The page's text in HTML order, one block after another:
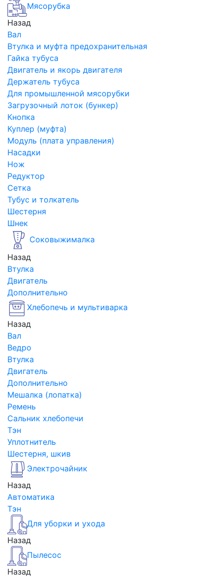
Мясорубка
Назад
Вал
Втулка и муфта предохранительная
Гайка тубуса
Двигатель и якорь двигателя
Держатель тубуса
Для промышленной мясорубки
Загрузочный лоток (бункер)
Кнопка
Куплер (муфта)
Модуль (плата управления)
Насадки
Нож
Редуктор
Сетка
Тубус и толкатель
Шестерня
Шнек
Соковыжималка
Назад
Втулка
Двигатель
Дополнительно
Хлебопечь и мультиварка
Назад
Вал
Ведро
Втулка
Двигатель
Дополнительно
Мешалка (лопатка)
Ремень
Сальник хлебопечи
Тэн
Уплотнитель
Шестерня, шкив
Электрочайник
Назад
Автоматика
Тэн
Для уборки и ухода
Назад
Пылесос
Назад